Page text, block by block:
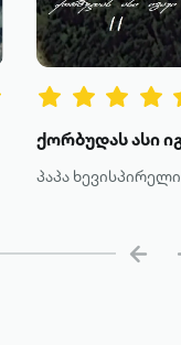
პაპა ხევისპირელი